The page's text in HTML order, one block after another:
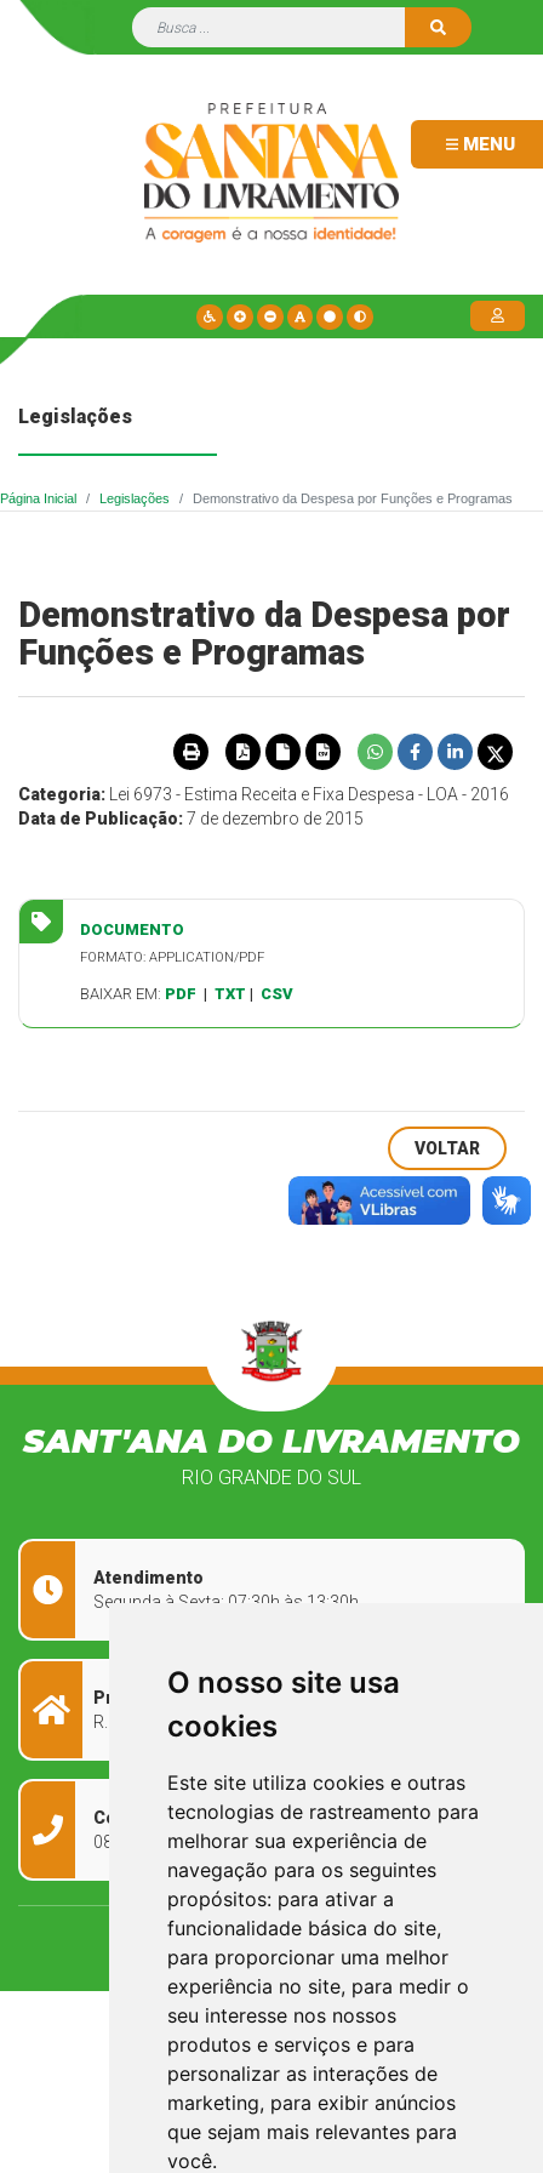
O nosso site usa
cookies
Este site utiliza cookies e outras
tecnologias de rastreamento para
melhorar sua experiência de
navegação para os seguintes
propósitos: para ativar a
funcionalidade básica do site,
para proporcionar uma melhor
experiência no site, para medir o
seu interesse nos nossos
produtos e serviços e para
personalizar as interações de
marketing, para exibir anúncios
que sejam mais relevantes para
você.
MENU
Legislações
Página Inicial Legislações Demonstrativo da Despesa por Funções e Programas
Demonstrativo da Despesa por
Funções e Programas
Categoria: Lei 6973 - Estima Receita e Fixa Despesa - LOA - 2016
Data de Publicação:7 de dezembro de 2015
DOCUMENTO
FORMATO: APPLICATION/PDF
BAIXAR EM: PDF | TXT | CSV
VOLTAR
SANT'ANA DO LIVRAMENTO
RIO GRANDE DO SUL
Atendimento
Segunda à Sexta: 07:30h às 13:30h
Prefeitura Municipal
R. Rivadávia Corrêa, 858 - Centro - RS, 97573-010
Contato
0800 090 2050